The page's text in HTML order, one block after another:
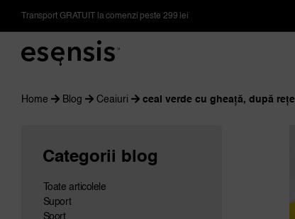
Transport GRATUIT la comenzi peste 299 lei
Home Blog Ceaiuri ceai verde cu gheață, după
Categorii blog
Toate articolele
Suport
Sport